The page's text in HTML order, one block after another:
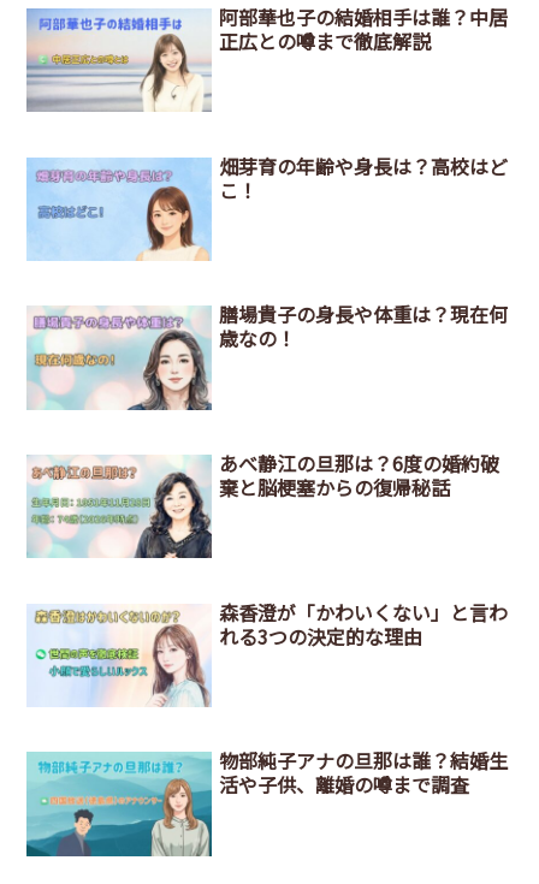
阿部華也子の結婚相手は誰？中居
正広との噂まで徹底解説
畑芽育の年齢や身長は？高校はど
こ！
膳場貴子の身長や体重は？現在何
歳なの！
あべ静江の旦那は？6度の婚約破
棄と脳梗塞からの復帰秘話
森香澄が「かわいくない」と言わ
れる3つの決定的な理由
物部純子アナの旦那は誰？結婚生
活や子供、離婚の噂まで調査